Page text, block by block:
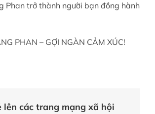
Phan trở thành người bạn đồng hành
PHAN – GỢI NGÀN CẢM XÚC!
lên các trang mạng xã hội